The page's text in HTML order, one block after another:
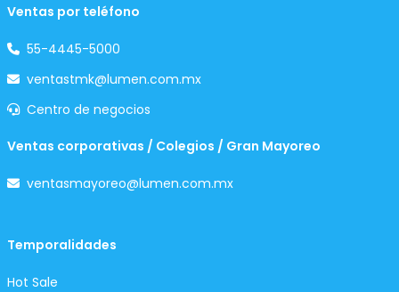
Ventas por teléfono
55-4445-5000
ventastmk@lumen.com.mx
Centro de negocios
Ventas corporativas / Colegios / Gran Mayoreo
ventasmayoreo@lumen.com.mx
Temporalidades
Hot Sale